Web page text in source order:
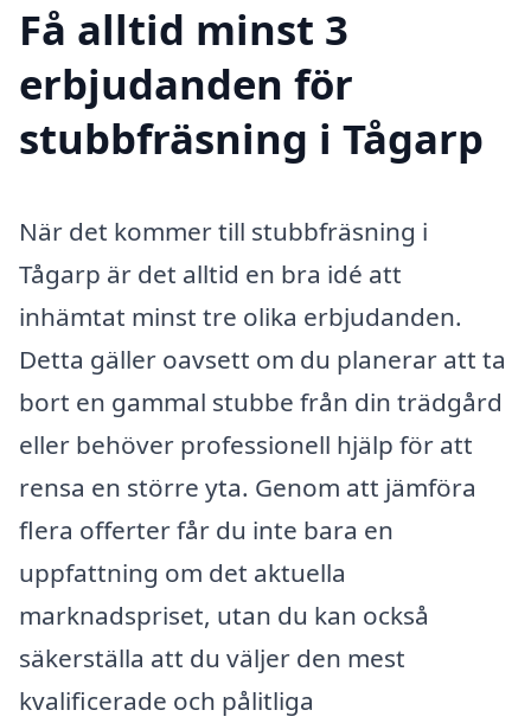
Få alltid minst 3
erbjudanden för
stubbfräsning i Tågarp
När det kommer till stubbfräsning i
Tågarp är det alltid en bra idé att
inhämtat minst tre olika erbjudanden.
Detta gäller oavsett om du planerar att ta
bort en gammal stubbe från din trädgård
eller behöver professionell hjälp för att
rensa en större yta. Genom att jämföra
flera offerter får du inte bara en
uppfattning om det aktuella
marknadspriset, utan du kan också
säkerställa att du väljer den mest
kvalificerade och pålitliga